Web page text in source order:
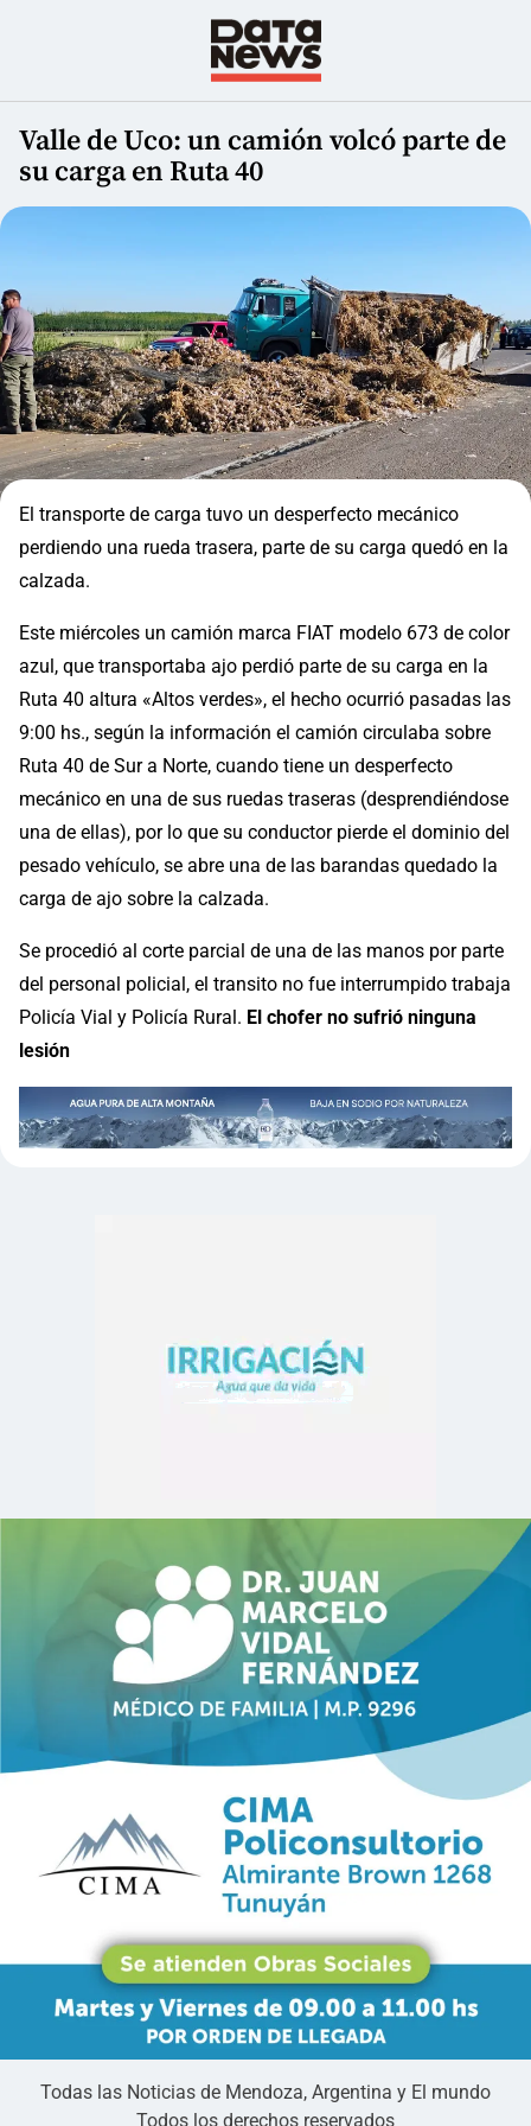
Valle de Uco: un camión volcó parte de
su carga en Ruta 40
El transporte de carga tuvo un desperfecto mecánico
perdiendo una rueda trasera, parte de su carga quedó en la
calzada.
Este miércoles un camión marca FIAT modelo 673 de color
azul, que transportaba ajo perdió parte de su carga en la
Ruta 40 altura «Altos verdes», el hecho ocurrió pasadas las
9:00 hs., según la información el camión circulaba sobre
Ruta 40 de Sur a Norte, cuando tiene un desperfecto
mecánico en una de sus ruedas traseras (desprendiéndose
una de ellas), por lo que su conductor pierde el dominio del
pesado vehículo, se abre una de las barandas quedado la
carga de ajo sobre la calzada.
Se procedió al corte parcial de una de las manos por parte
del personal policial, el transito no fue interrumpido trabaja
Policía Vial y Policía Rural. El chofer no sufrió ninguna
lesión
Todas las Noticias de Mendoza, Argentina y El mundo
Todos los derechos reservados